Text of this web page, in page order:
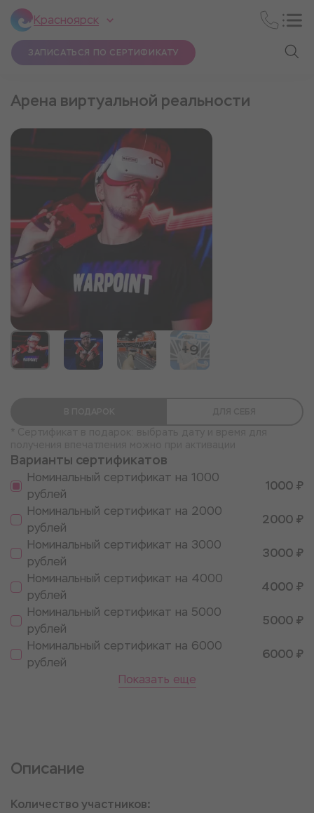
Красноярск
ЗАПИСАТЬСЯ ПО СЕРТИФИКАТУ
Арена виртуальной реальности
+9
Варианты сертификатов
Номинальный сертификат на 1000
рублей
1000 ₽
Номинальный сертификат на 2000
рублей
2000 ₽
Номинальный сертификат на 3000
рублей
3000 ₽
Номинальный сертификат на 4000
рублей
4000 ₽
Номинальный сертификат на 5000
рублей
5000 ₽
Номинальный сертификат на 6000
рублей
6000 ₽
Показать еще
Описание
Количество участников: